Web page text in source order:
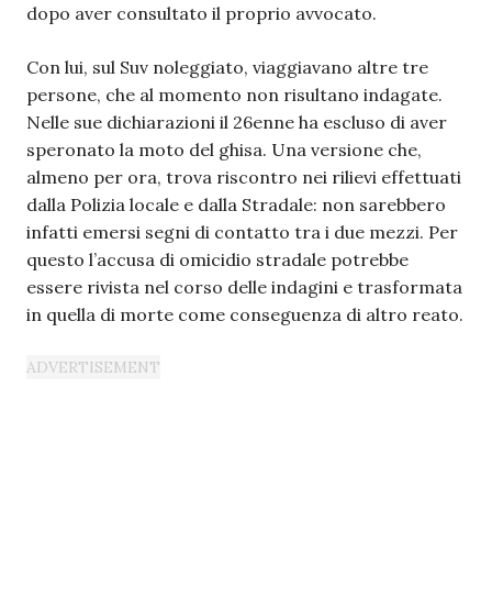
dopo aver consultato il proprio avvocato.
Con lui, sul Suv noleggiato, viaggiavano altre tre
persone, che al momento non risultano indagate.
Nelle sue dichiarazioni il 26enne ha escluso di aver
speronato la moto del ghisa. Una versione che,
almeno per ora, trova riscontro nei rilievi effettuati
dalla Polizia locale e dalla Stradale: non sarebbero
infatti emersi segni di contatto tra i due mezzi. Per
questo l’accusa di omicidio stradale potrebbe
essere rivista nel corso delle indagini e trasformata
in quella di morte come conseguenza di altro reato.